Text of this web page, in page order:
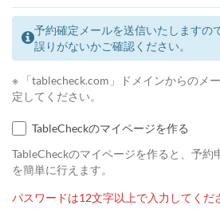
予約確定メールを送信いたしますの
誤りがないかご確認ください。
※ 「tablecheck.com」ドメインからのメ
定してください。
TableCheckのマイページを作る
TableCheckのマイページを作ると、予約
を簡単に行えます。
パスワードは12文字以上で入力してくだ